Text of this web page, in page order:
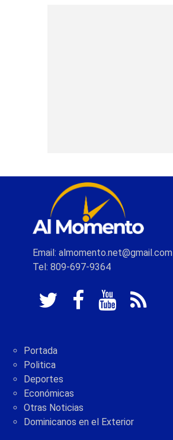
Email: almomento.net@gmail.com
Tel: 809-697-9364
Portada
Politica
Deportes
Económicas
Otras Noticias
Dominicanos en el Exterior